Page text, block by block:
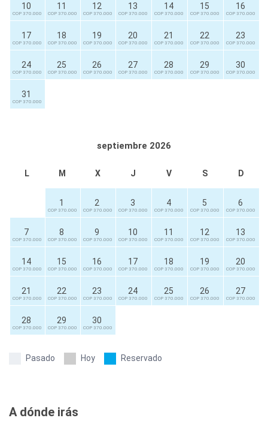
10
COP 370.000
11
COP 370.000
12
COP 370.000
13
COP 370.000
14
COP 370.000
15
COP 370.000
16
COP 370.000
17
COP 370.000
18
COP 370.000
19
COP 370.000
20
COP 370.000
21
COP 370.000
22
COP 370.000
23
COP 370.000
24
COP 370.000
25
COP 370.000
26
COP 370.000
27
COP 370.000
28
COP 370.000
29
COP 370.000
30
COP 370.000
31
COP 370.000
septiembre 2026
L M X J V S D
1
COP 370.000
2
COP 370.000
3
COP 370.000
4
COP 370.000
5
COP 370.000
6
COP 370.000
7
COP 370.000
8
COP 370.000
9
COP 370.000
10
COP 370.000
11
COP 370.000
12
COP 370.000
13
COP 370.000
14
COP 370.000
15
COP 370.000
16
COP 370.000
17
COP 370.000
18
COP 370.000
19
COP 370.000
20
COP 370.000
21
COP 370.000
22
COP 370.000
23
COP 370.000
24
COP 370.000
25
COP 370.000
26
COP 370.000
27
COP 370.000
28
COP 370.000
29
COP 370.000
30
COP 370.000
Pasado Hoy Reservado
A dónde irás